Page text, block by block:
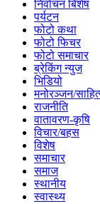
निर्वाचन बिशेष
पर्यटन
फोटो कथा
फोटो फिचर
फोटो समाचार
ब्रेकिंग न्युज
भिडियो
मनोरञ्जन/
राजनीति
वातावरण-कृषि
विचार/बहस
विशेष
समाचार
समाज
स्थानीय
स्वास्थ्य